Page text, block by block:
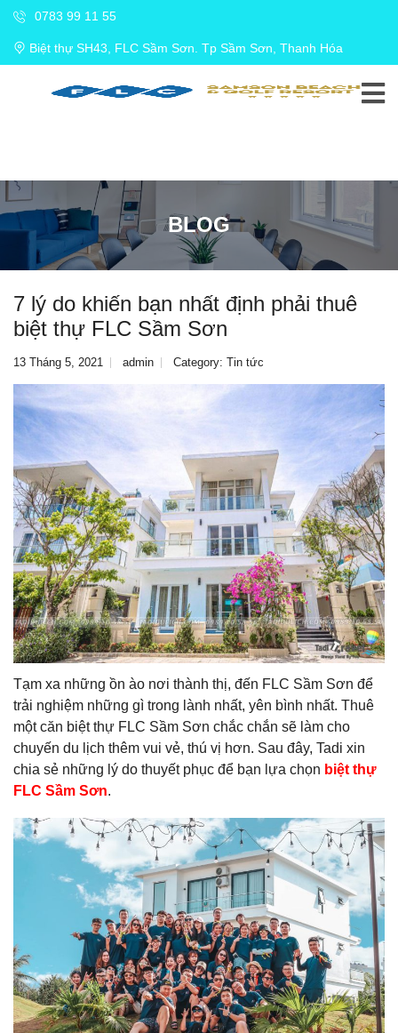
0783 99 11 55
Biệt thự SH43, FLC Sầm Sơn. Tp Sầm Sơn, Thanh Hóa
BLOG
7 lý do khiến bạn nhất định phải thuê
biệt thự FLC Sầm Sơn
13 Tháng 5, 2021 admin Category: Tin tức
Tạm xa những ồn ào nơi thành thị, đến FLC Sầm Sơn để
trải nghiệm những gì trong lành nhất, yên bình nhất. Thuê
một căn biệt thự FLC Sầm Sơn chắc chắn sẽ làm cho
chuyến du lịch thêm vui vẻ, thú vị hơn. Sau đây, Tadi xin
chia sẻ những lý do thuyết phục để bạn lựa chọn biệt thự
FLC Sầm Sơn.